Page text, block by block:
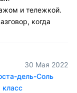
и тележкой.
когда
30 Мая 2022
дель-Соль